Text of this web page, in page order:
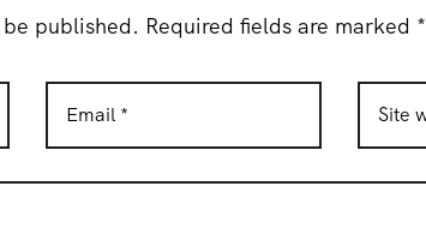
published. Required fields are marked *